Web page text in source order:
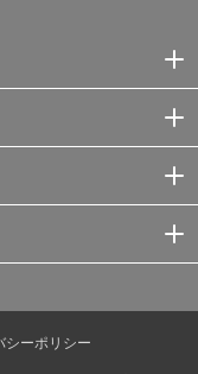
シーポリシー